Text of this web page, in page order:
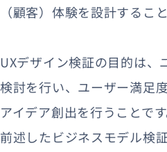
（顧客）体験を設計するこ
UXデザイン検証の目的は、
検討を行い、ユーザー満足
アイデア創出を行うことです
前述したビジネスモデル検